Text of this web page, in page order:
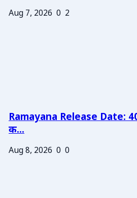
Aug 7, 2026 0 2
Ramayana Release Date:
क...
Aug 8, 2026 0 0